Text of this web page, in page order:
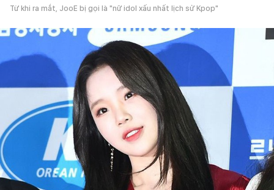
Từ khi ra mắt, JooE bị gọi là "nữ idol xấu nhất lịch sử Kpop"